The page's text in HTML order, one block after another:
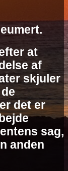
at
af
skjuler
det er
sag,
anden